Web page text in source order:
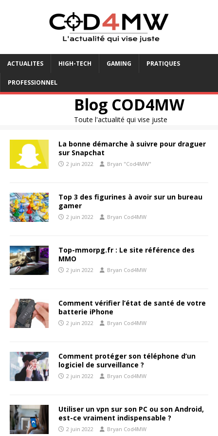
ACTUALITES HIGH-TECH GAMING PRATIQUES
PROFESSIONNEL
Blog COD4MW
Toute l'actualité qui vise juste
La bonne démarche à suivre pour draguer
sur Snapchat
2 juin 2022 Bryan "Cod4MW"
Top 3 des figurines à avoir sur un bureau
gamer
2 juin 2022 Bryan Cod4MW
Top-mmorpg.fr : Le site référence des
MMO
2 juin 2022 Bryan Cod4MW
Comment vérifier l’état de santé de votre
batterie iPhone
2 juin 2022 Bryan Cod4MW
Comment protéger son téléphone d’un
logiciel de surveillance ?
2 juin 2022 Bryan Cod4MW
Utiliser un vpn sur son PC ou son Android,
est-ce vraiment indispensable ?
2 juin 2022 Bryan Cod4MW